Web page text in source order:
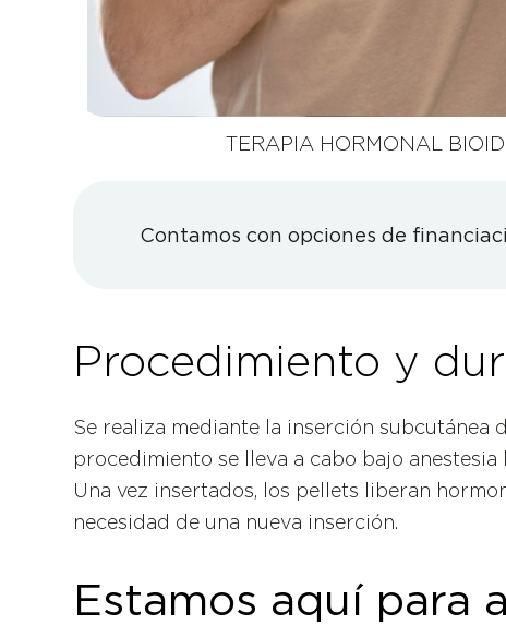
TERAPIA HORMONAL
Contamos con opciones de
Procedimiento y
Se realiza mediante la inserción subcutánea
procedimiento se lleva a cabo bajo
Una vez insertados, los pellets liberan
necesidad de una nueva inserción.
Estamos aquí para